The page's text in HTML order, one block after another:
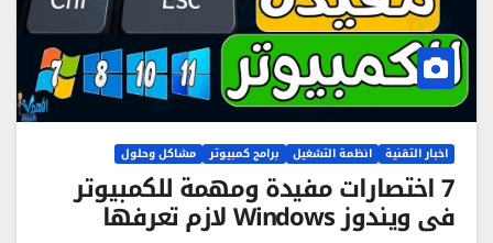
اخبار التقنية انظمة التشغيل برامج كمبيوتر مشاكل وحلول
7 اختصارات مفيدة ومهمة للكمبيوتر
في ويندوز Windows لازم تعرفها